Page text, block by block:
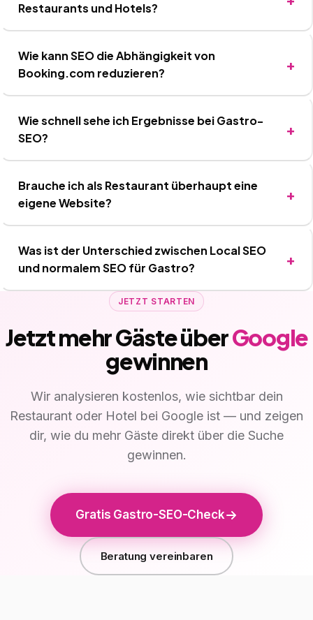
Restaurants und Hotels?
Wie kann SEO die Abhängigkeit von
Booking.com reduzieren?
Wie schnell sehe ich Ergebnisse bei Gastro-
SEO?
Brauche ich als Restaurant überhaupt eine
eigene Website?
Was ist der Unterschied zwischen Local SEO
und normalem SEO für Gastro?
JETZT STARTEN
Jetzt mehr Gäste überGoogle
gewinnen
Wir analysieren kostenlos, wie sichtbar dein
Restaurant oder Hotel bei Google ist — und zeigen
dir, wie du mehr Gäste direkt über die Suche
gewinnen.
Gratis Gastro-SEO-Check
Beratung vereinbaren